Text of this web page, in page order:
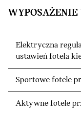
Elektryczna
ustawień fotela
Sportowe fotele
Aktywne fotele